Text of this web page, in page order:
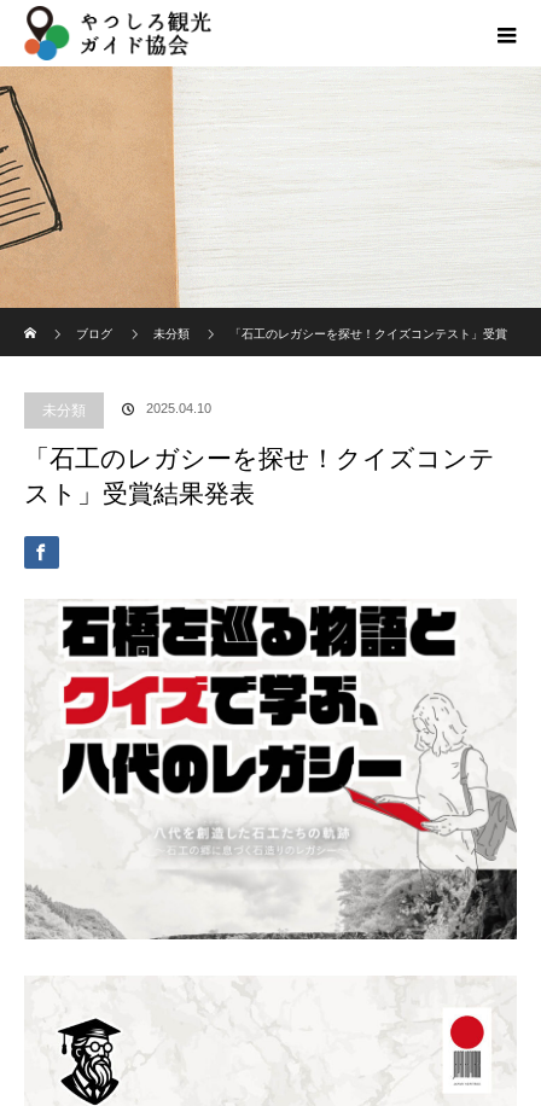
ブログ
未分類 「石工のレガシーを探せ！クイズコンテスト」受賞
未分類 2025.04.10
「石工のレガシーを探せ！クイズコンテ
スト」受賞結果発表